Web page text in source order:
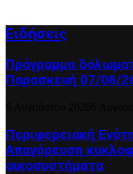
Ειδήσεις
Πρόγραμμα
Παρασκευή 07/08/
Περιφερειακή
Απαγόρευση
οικοσυστήματα